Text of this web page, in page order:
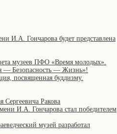
И.А. Гончарова будет представлена
музеев ПФО «Время молодых».
— Безопасность — Жизнь»!
посвященная буддизму.
Ракова
И.А. Гончарова стал победителем
музей разработал